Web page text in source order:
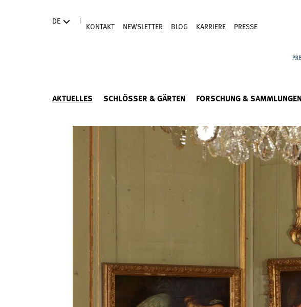
DE
KONTAKT NEWSLETTER BLOG KARRIERE PRESSE
AKTUELLES SCHLÖSSER & GÄRTEN FORSCHUNG & SAMMLUNGEN